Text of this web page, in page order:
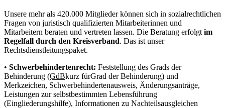
Unsere mehr als 420.000 Mitglieder können sich in sozialrechtlichen
Fragen von juristisch qualifizierten Mitarbeiterinnen und
Mitarbeitern beraten und vertreten lassen. Die Beratung erfolgt im
Regelfall durch den Kreisverband. Das ist unser
Rechtsdienstleitungspaket.
• Schwerbehindertenrecht: Feststellung des Grads der
Behinderung (GdBkurz fürGrad der Behinderung) und
Merkzeichen, Schwerbehindertenausweis, Änderungsanträge,
Leistungen zur selbstbestimmten Lebensführung
(Eingliederungshilfe), Informationen zu Nachteilsausgleichen